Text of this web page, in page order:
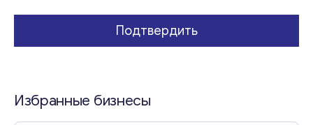
Свяжитесь со мной
Подтвердить
Избранные бизнесы